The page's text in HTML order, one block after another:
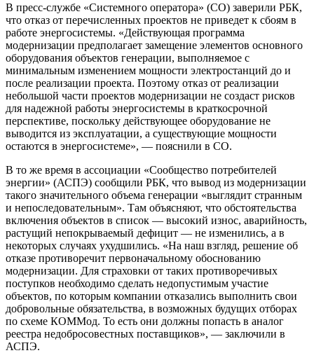
В пресс-службе «Системного оператора» (СО) заверили РБК,
что отказ от перечисленных проектов не приведет к сбоям в
работе энергосистемы. «Действующая программа
модернизации предполагает замещение элементов основного
оборудования объектов генерации, выполняемое с
минимальным изменением мощности электростанций до и
после реализации проекта. Поэтому отказ от реализации
небольшой части проектов модернизации не создаст рисков
для надежной работы энергосистемы в краткосрочной
перспективе, поскольку действующее оборудование не
выводится из эксплуатации, а существующие мощности
остаются в энергосистеме», — пояснили в СО.
В то же время в ассоциации «Сообщество потребителей
энергии» (АСПЭ) сообщили РБК, что вывод из модернизации
такого значительного объема генерации «выглядит странным
и непоследовательным». Там объясняют, что обстоятельства
включения объектов в список — высокий износ, аварийность,
растущий непокрываемый дефицит — не изменились, а в
некоторых случаях ухудшились. «На наш взгляд, решение об
отказе противоречит первоначальному обоснованию
модернизации. Для страховки от таких противоречивых
поступков необходимо сделать недопустимым участие
объектов, по которым компании отказались выполнить свои
добровольные обязательства, в возможных будущих отборах
по схеме КОММод. То есть они должны попасть в аналог
реестра недобросовестных поставщиков», — заключили в
АСПЭ.